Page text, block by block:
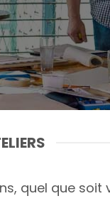
quel que soit